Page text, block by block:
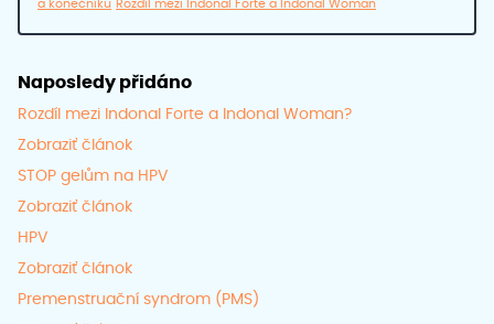
a konečníku Rozdíl mezi Indonal Forte a Indonal Woman
Naposledy přidáno
Rozdíl mezi Indonal Forte a Indonal Woman?
Zobraziť článok
STOP gelům na HPV
Zobraziť článok
HPV
Zobraziť článok
Premenstruační syndrom (PMS)